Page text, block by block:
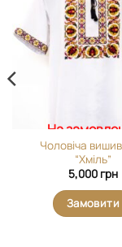
На
Чоловіча
“Хміль”
5,000 грн
Замовити